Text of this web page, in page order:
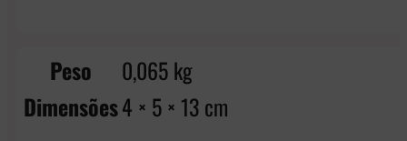
Peso
0,065 kg
Dimensões4 × 5 × 13 cm